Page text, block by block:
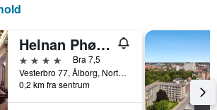
Helnan Phønix Hotel
4 stjerner
Bra 7,5
Vesterbro 77, Ålborg, North Jutland, Danmark
0,2 km fra sentrum